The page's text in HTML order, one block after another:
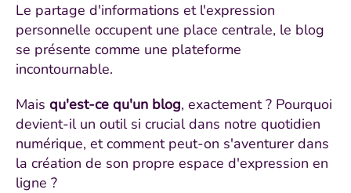
Le partage d'informations et l'expression
personnelle occupent une place centrale, le blog
se présente comme une plateforme
incontournable.
Mais qu'est-ce qu'un blog, exactement ? Pourquoi
devient-il un outil si crucial dans notre quotidien
numérique, et comment peut-on s'aventurer dans
la création de son propre espace d'expression en
ligne ?